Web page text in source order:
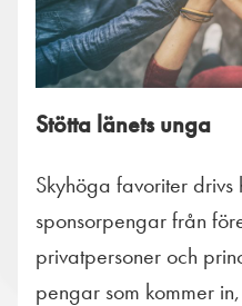
Stötta länets unga
Skyhöga favoriter drivs
sponsorpengar från
privatpersoner och
pengar som kommer